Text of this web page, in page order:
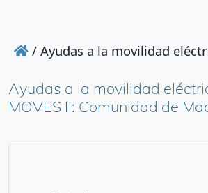
/ Ayudas a la movilidad
Ayudas a la movilidad
MOVES II: Comunidad de